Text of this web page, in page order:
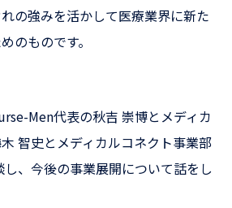
の強みを活かして医療業界に新た
のものです。
Men代表の秋吉 崇博とメディカ
智史とメディカルコネクト事業部
、今後の事業展開について話をし